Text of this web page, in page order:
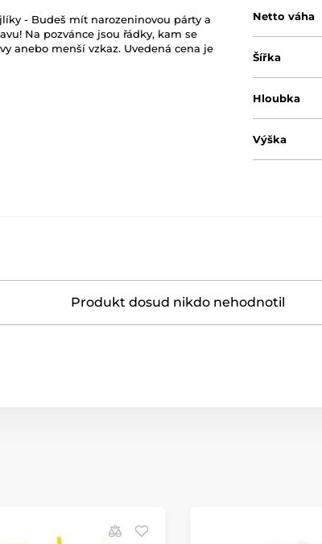
- Budeš mít narozeninovou párty a
Na pozvánce jsou řádky, kam se
anebo menší vzkaz. Uvedená cena je
Netto váha
Šířka
Hloubka
Výška
Produkt dosud nikdo nehodnotil